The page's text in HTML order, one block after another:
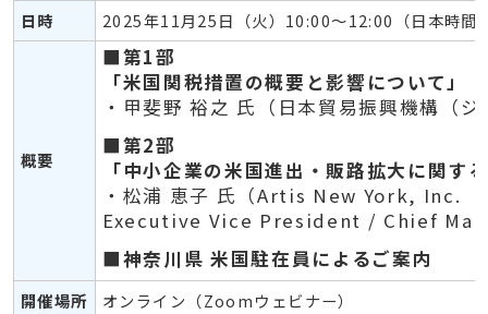
日時 2025年11月25日（火）10:00～12:00（日本時間
概要
■第1部
「米国関税措置の概要と影響について」
・甲斐野 裕之 氏（日本貿易振興機構（
■第2部
「中小企業の米国進出・販路拡大に関す
・松浦 恵子 氏（Artis New York, Inc.
Executive Vice President / Chief
■神奈川県 米国駐在員によるご案内
開催場所 オンライン（Zoomウェビナー）